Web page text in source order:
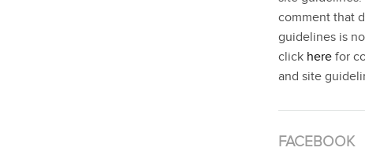
comment that
guidelines is
click here for
and site
FACEBOOK